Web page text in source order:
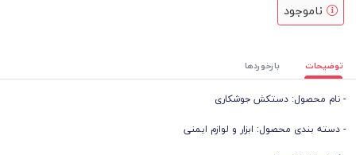
ناموجود
توضیحات بازخوردها
- نام محصول: دستکش جوشکاری
- دسته بندی محصول: ابزار و لوازم ایمنی